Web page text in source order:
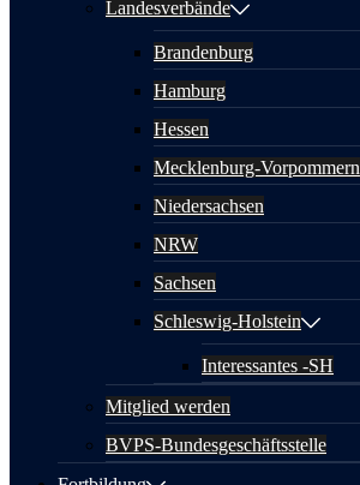
Landesverbände
Brandenburg
Hamburg
Hessen
Mecklenburg-Vorpommern
Niedersachsen
NRW
Sachsen
Schleswig-Holstein
Interessantes -SH
Mitglied werden
BVPS-Bundesgeschäftsstelle